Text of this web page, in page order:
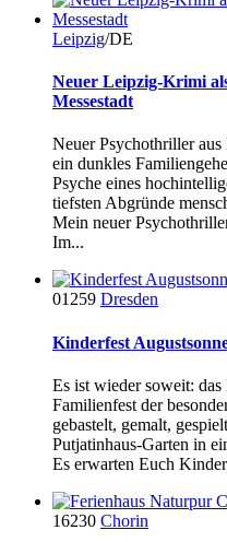
Leipzig/DE
Neuer Leipzig-Krimi
Messestadt
Neuer Psychothriller
ein dunkles
Psyche eines
tiefsten Abgründe
Mein neuer
Im...
01259 Dresden
Kinderfest
Es ist wieder soweit:
Familienfest der
gebastelt, gemalt,
Putjatinhaus-Garten in
Es erwarten Euch
16230 Chorin